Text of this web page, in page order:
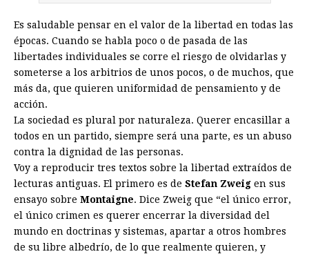
Es saludable pensar en el valor de la libertad en todas las
épocas. Cuando se habla poco o de pasada de las
libertades individuales se corre el riesgo de olvidarlas y
someterse a los arbitrios de unos pocos, o de muchos, que
más da, que quieren uniformidad de pensamiento y de
acción.
La sociedad es plural por naturaleza. Querer encasillar a
todos en un partido, siempre será una parte, es un abuso
contra la dignidad de las personas.
Voy a reproducir tres textos sobre la libertad extraídos de
lecturas antiguas. El primero es de Stefan Zweig en sus
ensayo sobre Montaigne. Dice Zweig que “el único error,
el único crimen es querer encerrar la diversidad del
mundo en doctrinas y sistemas, apartar a otros hombres
de su libre albedrío, de lo que realmente quieren, y